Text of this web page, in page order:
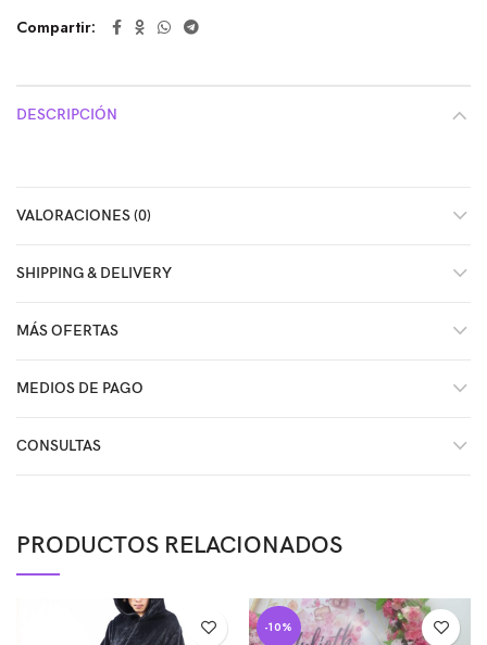
Compartir
DESCRIPCIÓN
VALORACIONES (0)
SHIPPING & DELIVERY
MÁS OFERTAS
MEDIOS DE PAGO
CONSULTAS
PRODUCTOS RELACIONADOS
-10%